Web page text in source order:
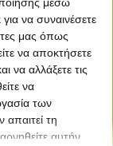
μέσω
να συναινέσετε
μας όπως
να αποκτήσετε
να αλλάξετε τις
να
των
τη
αυτήν